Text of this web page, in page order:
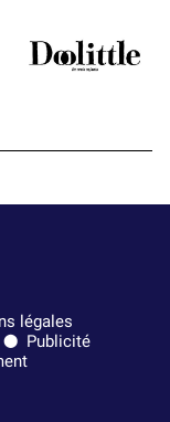
légales
Publicité